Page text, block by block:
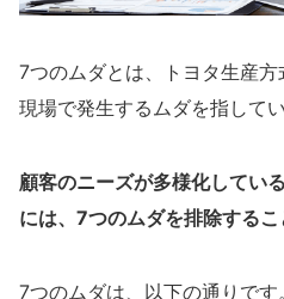
7つのムダとは、トヨタ生産
現場で発生するムダを指してい
顧客のニーズが多様化してい
には、7つのムダを排除する
7つのムダは、以下の通りです。